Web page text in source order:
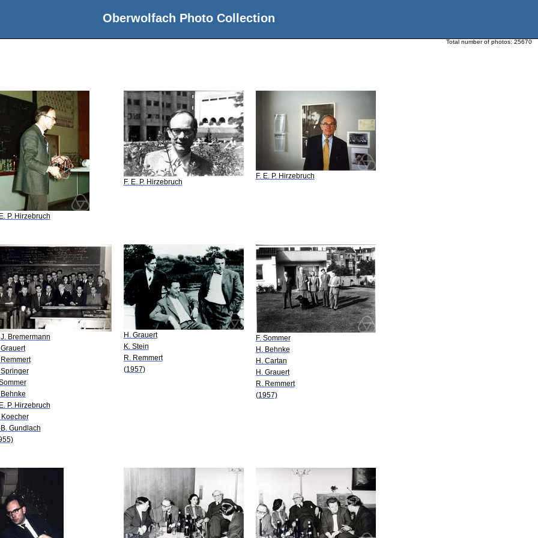
Oberwolfach Photo Collection
Total number of photos: 25670
P. Hirzebruch
F. E. P. Hirzebruch
F. E. P. Hirzebruch
Bremermann
P. Hirzebruch
Koecher
Gundlach
H. Grauert
K. Stein
R. Remmert
(1957)
F. Sommer
H. Behnke
H. Cartan
H. Grauert
R. Remmert
(1957)